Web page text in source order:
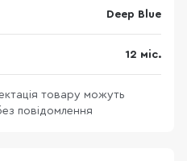
Deep Blue
12 міс.
товару можуть
повідомлення